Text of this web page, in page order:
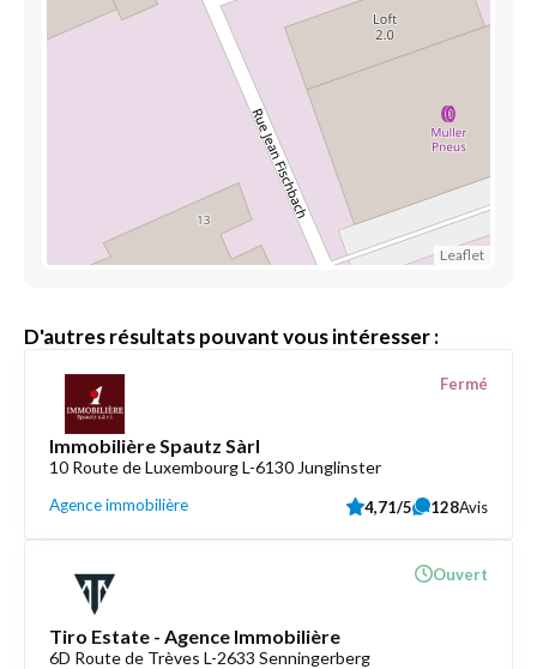
Leaflet
D'autres résultats pouvant vous intéresser :
Immobilière Spautz Sàrl
10 Route de Luxembourg L-6130 Junglinster
Agence immobilière
Fermé
4,71/5 128Avis
Tiro Estate - Agence Immobilière
6D Route de Trèves L-2633 Senningerberg
Ouvert